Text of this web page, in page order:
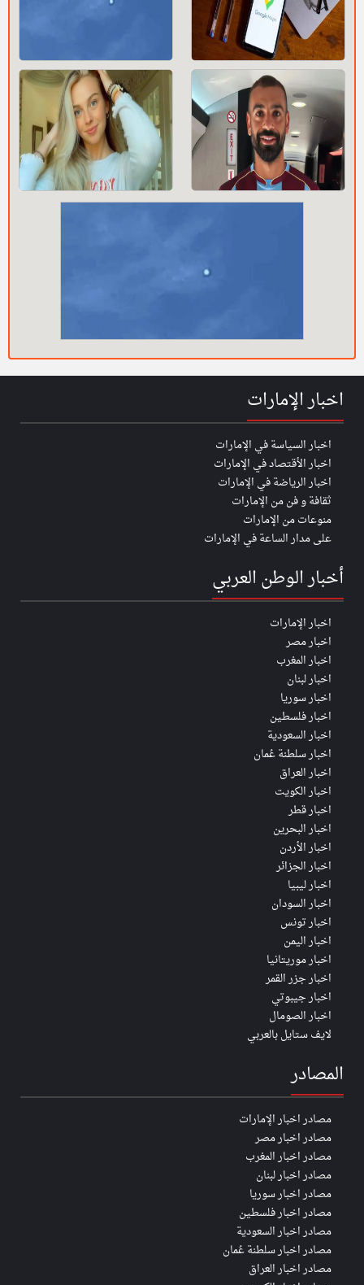
اخبار الإمارات
اخبار السياسة في الإمارات
اخبار الأقتصاد في الإمارات
اخبار الرياضة في الإمارات
ثقافة و فن من الإمارات
منوعات من الإمارات
على مدار الساعة في الإمارات
أخبار الوطن العربي
اخبار الإمارات
اخبار مصر
اخبار المغرب
اخبار لبنان
اخبار سوريا
اخبار فلسطين
اخبار السعودية
اخبار سلطنة عُمان
اخبار العراق
اخبار الكويت
اخبار قطر
اخبار البحرين
اخبار الأردن
اخبار الجزائر
اخبار ليبيا
اخبار السودان
اخبار تونس
اخبار اليمن
اخبار موريتانيا
اخبار جزر القمر
اخبار جيبوتي
اخبار الصومال
لايف ستايل بالعربي
المصادر
مصادر اخبار الإمارات
مصادر اخبار مصر
مصادر اخبار المغرب
مصادر اخبار لبنان
مصادر اخبار سوريا
مصادر اخبار فلسطين
مصادر اخبار السعودية
مصادر اخبار سلطنة عُمان
مصادر اخبار العراق